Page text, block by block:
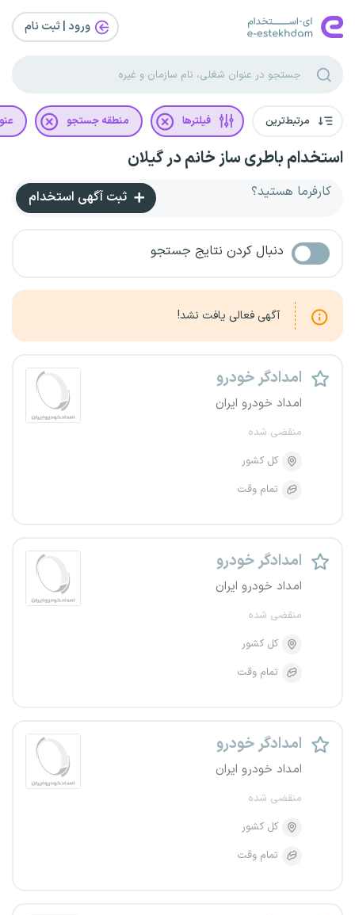
ورود | ثبت‌ نام
مرتبط‌ترین فیلترها منطقه جستجو
استخدام باطری ساز خانم در گیلان
کارفرما هستید؟ ثبت آگهی استخدام
دنبال کردن نتایج جستجو
آگهی فعالی یافت نشد!
امدادگر خودرو
امداد خودرو ایران
منقضی شده
کل کشور
تمام وقت
امدادگر خودرو
امداد خودرو ایران
منقضی شده
کل کشور
تمام وقت
امدادگر خودرو
امداد خودرو ایران
منقضی شده
کل کشور
تمام وقت